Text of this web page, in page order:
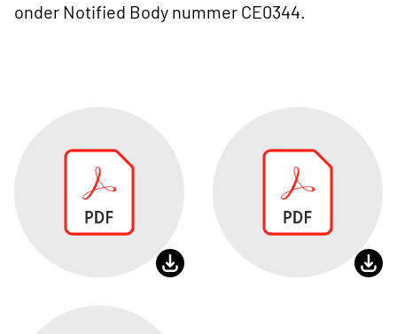
onder Notified Body nummer CE0344.